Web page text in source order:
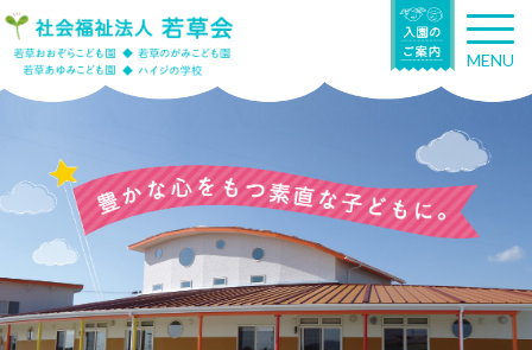
T
o
g
n
g
a
t
MENU